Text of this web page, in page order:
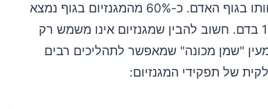
המגנזיום הוא המינרל הרביעי בשכיחותו בגוף האדם. כ-60% מהמגנזיום בגוף נמצא
בעצמות, 39% ברקמות רכות, ורק 1% בדם. חשוב להבין שמגנזיום אינו משמש רק
"שמן מכונה" שמאפשר לתהליכים רבים
של תפקידי המגנזיום: